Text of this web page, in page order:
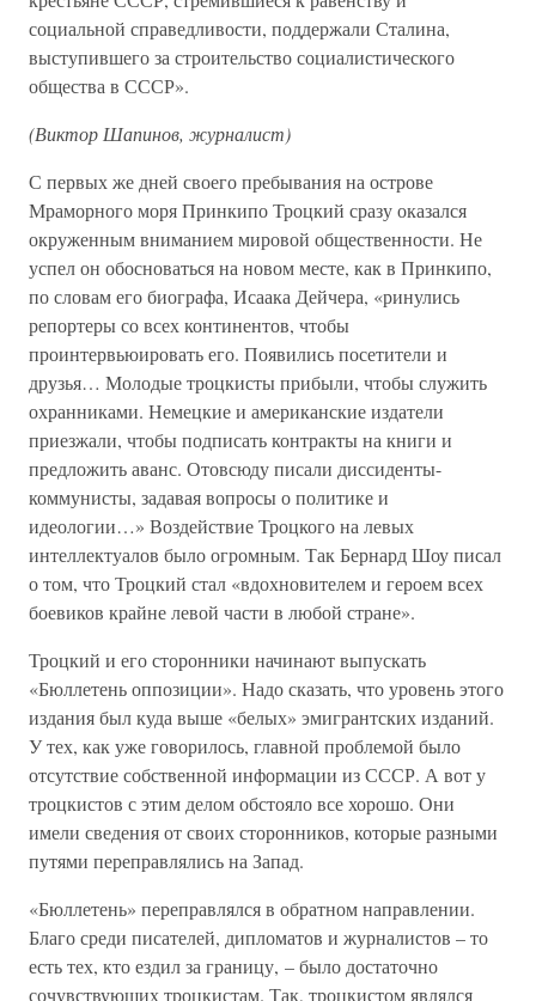
социальной справедливости, поддержали Сталина,
выступившего за строительство социалистического
общества в СССР».
(Виктор Шапинов, журналист)
С первых же дней своего пребывания на острове
Мраморного моря Принкипо Троцкий сразу оказался
окруженным вниманием мировой общественности. Не
успел он обосноваться на новом месте, как в Принкипо,
по словам его биографа, Исаака Дейчера, «ринулись
репортеры со всех континентов, чтобы
проинтервьюировать его. Появились посетители и
друзья… Молодые троцкисты прибыли, чтобы служить
охранниками. Немецкие и американские издатели
приезжали, чтобы подписать контракты на книги и
предложить аванс. Отовсюду писали диссиденты-
коммунисты, задавая вопросы о политике и
идеологии…» Воздействие Троцкого на левых
интеллектуалов было огромным. Так Бернард Шоу писал
о том, что Троцкий стал «вдохновителем и героем всех
боевиков крайне левой части в любой стране».
Троцкий и его сторонники начинают выпускать
«Бюллетень оппозиции». Надо сказать, что уровень этого
издания был куда выше «белых» эмигрантских изданий.
У тех, как уже говорилось, главной проблемой было
отсутствие собственной информации из СССР. А вот у
троцкистов с этим делом обстояло все хорошо. Они
имели сведения от своих сторонников, которые разными
путями переправлялись на Запад.
«Бюллетень» переправлялся в обратном направлении.
Благо среди писателей, дипломатов и журналистов – то
есть тех, кто ездил за границу, – было достаточно
сочувствующих троцкистам. Так, троцкистом являлся